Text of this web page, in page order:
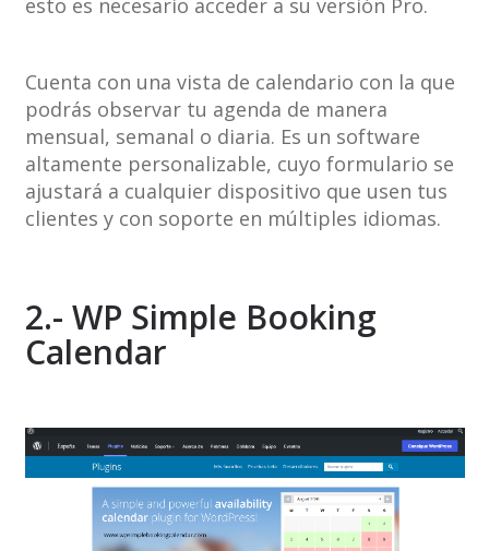
esto es necesario acceder a su versión Pro.
Cuenta con una vista de calendario con la que
podrás observar tu agenda de manera
mensual, semanal o diaria. Es un software
altamente personalizable, cuyo formulario se
ajustará a cualquier dispositivo que usen tus
clientes y con soporte en múltiples idiomas.
2.- WP Simple Booking
Calendar